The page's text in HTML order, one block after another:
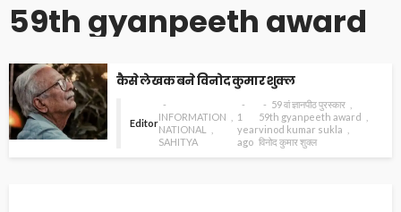
59th gyanpeeth award
कैसे लेखक बने विनोद कुमार शुक्ल
Editor
INFORMATION
NATIONAL
SAHITYA
1
year
ago
59 वां ज्ञानपीठ पुरस्कार
59th gyanpeeth award
vinod kumar sukla
विनोद कुमार शुक्ल